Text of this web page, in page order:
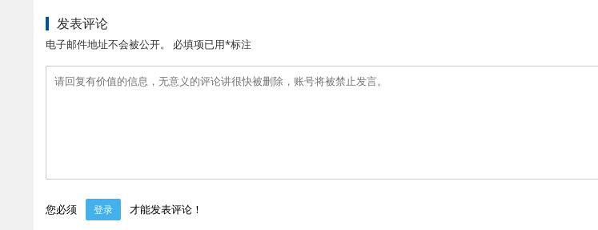
发表评论
电子邮件地址不会被公开。 必填项已用*标注
您必须 登录 才能发表评论！